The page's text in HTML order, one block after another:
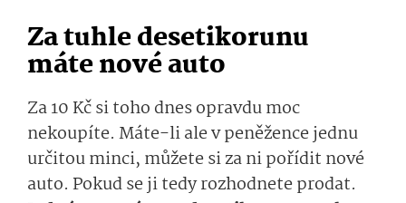
Za tuhle desetikorunu
máte nové auto
Za 10 Kč si toho dnes opravdu moc
nekoupíte. Máte-li ale v peněžence jednu
určitou minci, můžete si za ni pořídit nové
auto. Pokud se ji tedy rozhodnete prodat.